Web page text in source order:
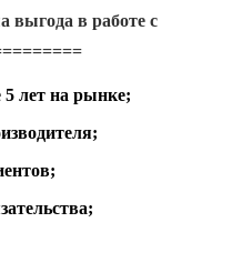
выгода в работе с
==
5 лет на рынке;